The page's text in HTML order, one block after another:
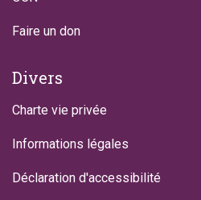
Faire un don
Divers
Charte vie privée
Informations légales
Déclaration d'accessibilité